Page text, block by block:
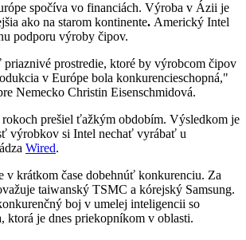
spočíva vo financiách. Výroba v Ázii je
ako na starom kontinente. Americký Intel
podporu výroby čipov.
prostredie, ktoré by výrobcom čipov
v Európe bola konkurencieschopná,"
Nemecko Christin Eisenschmidová.
prešiel ťažkým obdobím. Výsledkom je
výrobkov si Intel nechať vyrábať u
Wired.
v krátkom čase dobehnúť konkurenciu. Za
taiwanský TSMC a kórejský Samsung.
boj v umelej inteligencii so
ktorá je dnes priekopníkom v oblasti.